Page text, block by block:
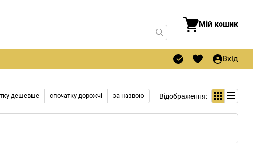
Мій кошик
Вхід
дешевше спочатку дорожчі за назвою Відображення: